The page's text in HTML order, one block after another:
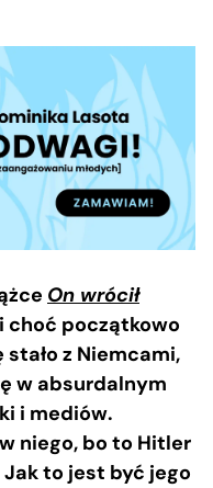
On wrócił
choć początkowo
z Niemcami,
w absurdalnym
i mediów.
niego, bo to Hitler
to jest być jego